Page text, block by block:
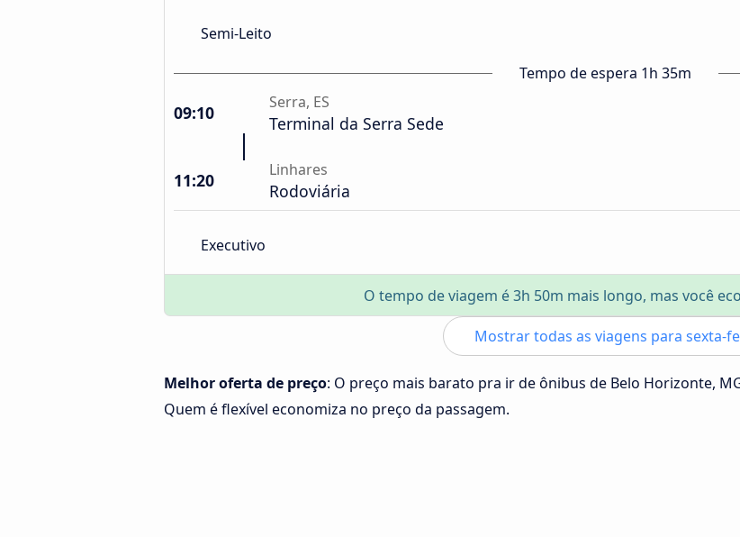
Semi-Leito
Tempo de espera 1h 35m
09:10 Serra, ES
Terminal da Serra Sede
11:20 Linhares
Rodoviária
Executivo
O tempo de viagem é 3h 50m mais longo, mas você
Mostrar todas as viagens para sexta-
Melhor oferta de preço: O preço mais barato pra ir de ônibus de Belo Horizonte,
Quem é flexível economiza no preço da passagem.